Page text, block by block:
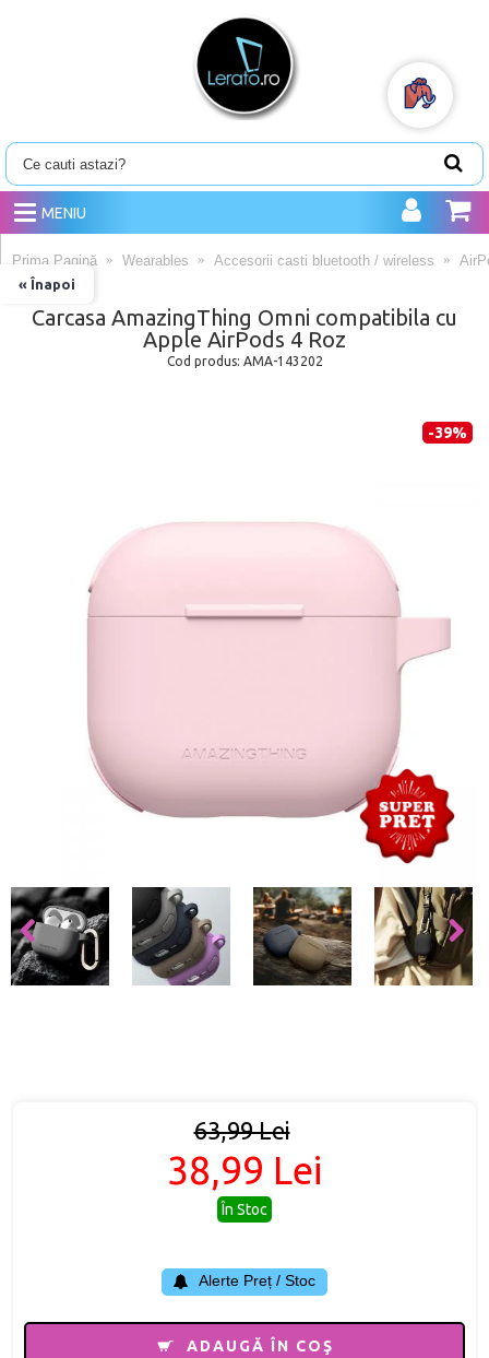
MENIU
« Înapoi
Prima Pagină Wearables Accesorii casti bluetooth / wireless
Carcasa AmazingThing Omni compatibila cu
Apple AirPods 4 Roz
Cod produs: AMA-143202
-39%
63,99 Lei
38,99 Lei
În Stoc
Alerte Preț / Stoc
ADAUGĂ ÎN COŞ